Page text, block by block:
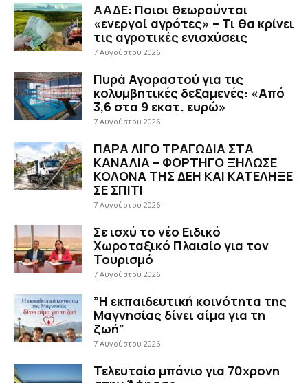
ΑΑΔΕ: Ποιοι θεωρούνται
«ενεργοί αγρότες» – Τι θα κρίνει
τις αγροτικές ενισχύσεις
7 Αυγούστου 2026
Πυρά Αγοραστού για τις
κολυμβητικές δεξαμενές: «Από
3,6 στα 9 εκατ. ευρώ»
7 Αυγούστου 2026
ΠΑΡΑ ΛΙΓΟ ΤΡΑΓΩΔΙΑ ΣΤΑ
ΚΑΝΑΛΙΑ – ΦΟΡΤΗΓΟ ΞΗΛΩΣΕ
ΚΟΛΟΝΑ ΤΗΣ ΔΕΗ ΚΑΙ ΚΑΤΕΛΗΞΕ
ΣΕ ΣΠΙΤΙ
7 Αυγούστου 2026
Σε ισχύ το νέο Ειδικό
Χωροταξικό Πλαισίο για τον
Τουρισμό
7 Αυγούστου 2026
”Η εκπαιδευτική κοινότητα της
Μαγνησίας δίνει αίμα για τη
ζωή”
7 Αυγούστου 2026
Τελευταίο μπάνιο για 70χρονη